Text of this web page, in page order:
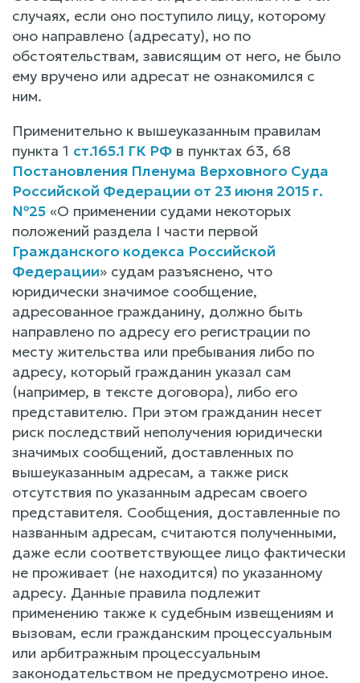
случаях, если оно поступило лицу, которому
оно направлено (адресату), но по
обстоятельствам, зависящим от него, не было
ему вручено или адресат не ознакомился с
ним.
Применительно к вышеуказанным правилам
пункта 1 ст.165.1 ГК РФ в пунктах 63, 68
Постановления Пленума Верховного Суда
Российской Федерации от 23 июня 2015 г.
№25 «О применении судами некоторых
положений раздела I части первой
Гражданского кодекса Российской
Федерации» судам разъяснено, что
юридически значимое сообщение,
адресованное гражданину, должно быть
направлено по адресу его регистрации по
месту жительства или пребывания либо по
адресу, который гражданин указал сам
(например, в тексте договора), либо его
представителю. При этом гражданин несет
риск последствий неполучения юридически
значимых сообщений, доставленных по
вышеуказанным адресам, а также риск
отсутствия по указанным адресам своего
представителя. Сообщения, доставленные по
названным адресам, считаются полученными,
даже если соответствующее лицо фактически
не проживает (не находится) по указанному
адресу. Данные правила подлежит
применению также к судебным извещениям и
вызовам, если гражданским процессуальным
или арбитражным процессуальным
законодательством не предусмотрено иное.